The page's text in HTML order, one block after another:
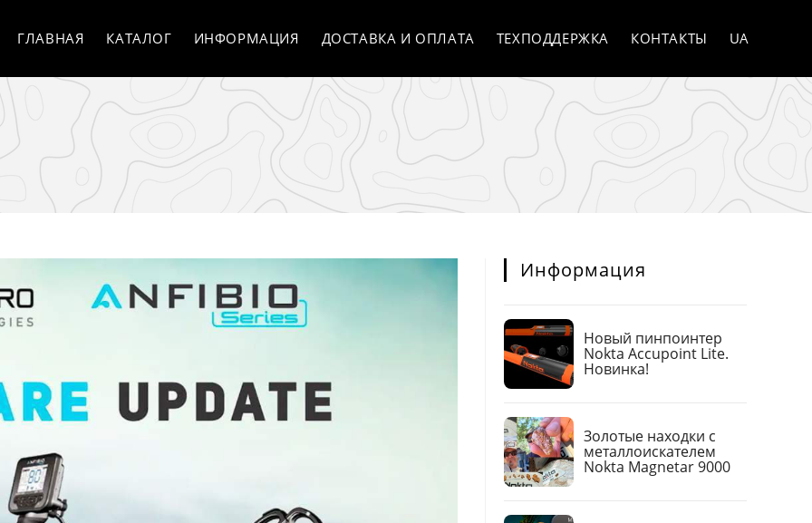
ГЛАВНАЯ КАТАЛОГ ИНФОРМАЦИЯ ДОСТАВКА И ОПЛАТА ТЕХПОДДЕРЖКА КОНТАКТЫ UA
Информация
Новый пинпоинтер
Nokta Accupoint Lite.
Новинка!
Золотые находки с
металлоискателем
Nokta Magnetar 9000